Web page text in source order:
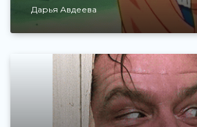
Дарья Авдеева